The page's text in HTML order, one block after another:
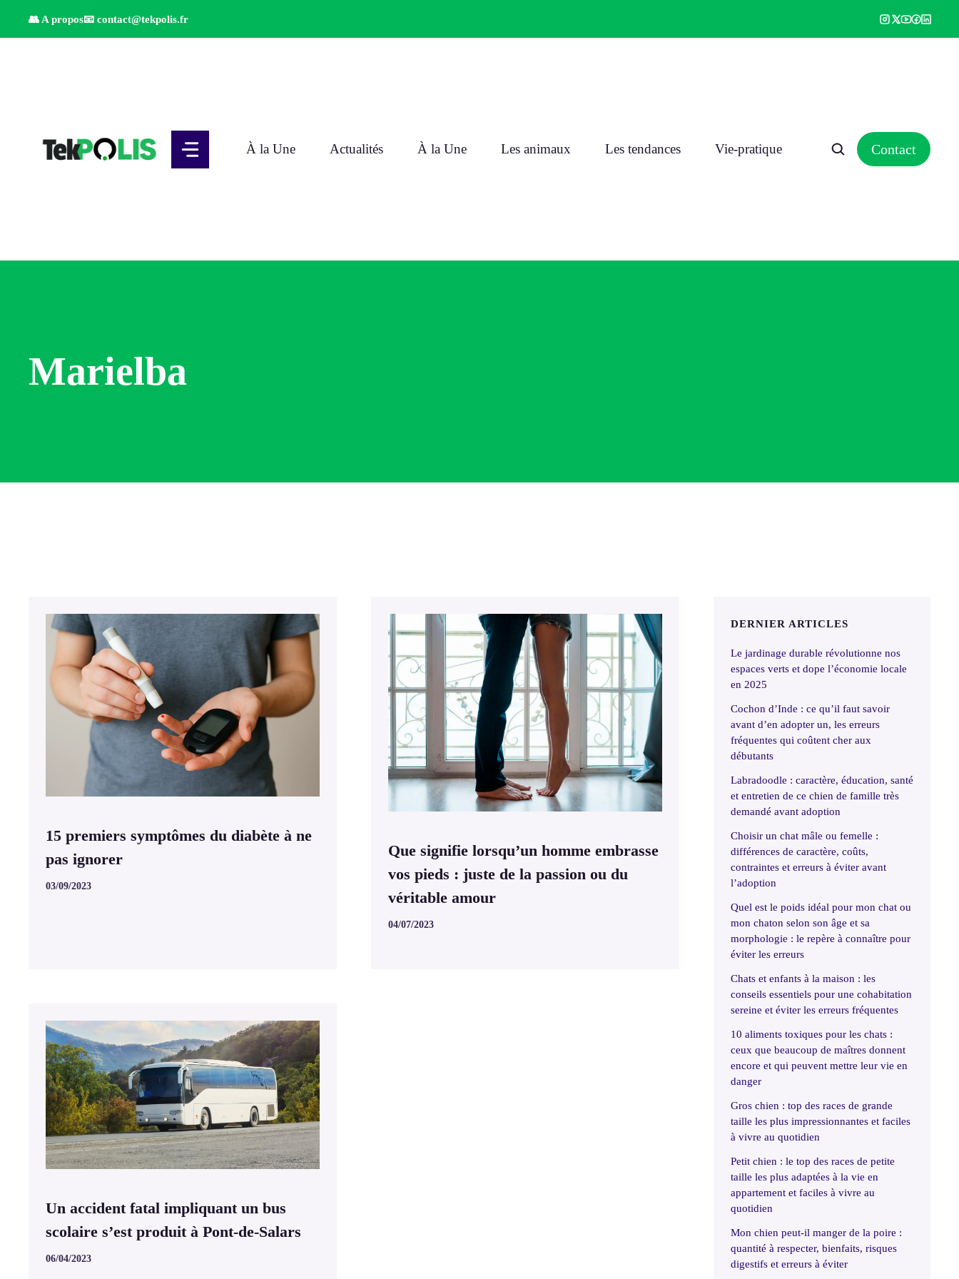
👥 A propos📧 contact@tekpolis.fr
À la Une Actualités À la Une Les animaux Les tendances Vie-pratique Contact
Marielba
15 premiers symptômes du diabète à ne
pas ignorer
03/09/2023
Que signifie lorsqu’un homme embrasse
vos pieds : juste de la passion ou du
véritable amour
04/07/2023
Un accident fatal impliquant un bus
scolaire s’est produit à Pont-de-Salars
06/04/2023
DERNIER ARTICLES
Le jardinage durable révolutionne nos
espaces verts et dope l’économie locale
en 2025
Cochon d’Inde : ce qu’il faut savoir
avant d’en adopter un, les erreurs
fréquentes qui coûtent cher aux
débutants
Labradoodle : caractère, éducation, santé
et entretien de ce chien de famille très
demandé avant adoption
Choisir un chat mâle ou femelle :
différences de caractère, coûts,
contraintes et erreurs à éviter avant
l’adoption
Quel est le poids idéal pour mon chat ou
mon chaton selon son âge et sa
morphologie : le repère à connaître pour
éviter les erreurs
Chats et enfants à la maison : les
conseils essentiels pour une cohabitation
sereine et éviter les erreurs fréquentes
10 aliments toxiques pour les chats :
ceux que beaucoup de maîtres donnent
encore et qui peuvent mettre leur vie en
danger
Gros chien : top des races de grande
taille les plus impressionnantes et faciles
à vivre au quotidien
Petit chien : le top des races de petite
taille les plus adaptées à la vie en
appartement et faciles à vivre au
quotidien
Mon chien peut-il manger de la poire :
quantité à respecter, bienfaits, risques
digestifs et erreurs à éviter